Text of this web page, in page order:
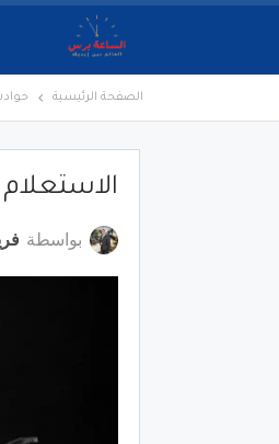
الصفحة الرئيسية
الاستعلام عن
بواسطة